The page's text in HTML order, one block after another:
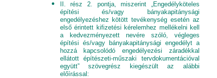
II. rész 2. pontja, miszerint „Engedélyköteles
építési és/vagy bányakapitánysági
engedélyezéshez kötött tevékenység esetén az
első érintett kifizetési kérelemhez mellékelni kell
a kedvezményezett nevére szóló, végleges
építési és/vagy bányakapitánysági engedélyt a
hozzá kapcsolódó engedélyezési záradékkal
ellátott építészeti-műszaki tervdokumentációval
együtt” szövegrész kiegészült az alábbi
előírással: